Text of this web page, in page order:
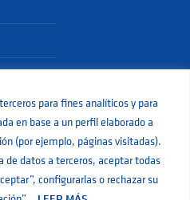
para fines analíticos y para
en base a un perfil elaborado a
(por ejemplo, páginas visitadas).
de datos a terceros, aceptar todas
configurarlas o rechazar su